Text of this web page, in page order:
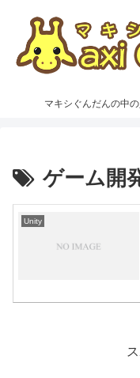
マキシぐんだんの中
ゲーム開
Unity